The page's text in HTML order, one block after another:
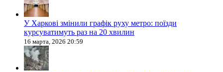
У Харкові змінили графік руху метро: поїзди
курсуватимуть раз на 20 хвилин
16 марта, 2026 20:59